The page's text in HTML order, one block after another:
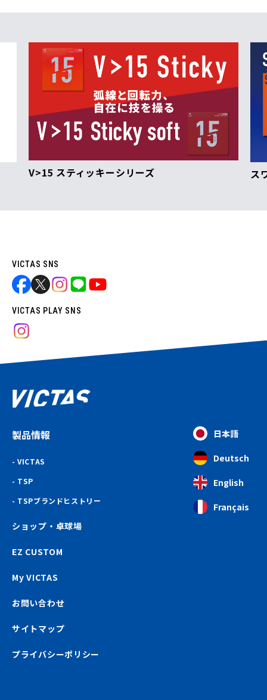
V>15 スティッキーシリーズ ス
VICTAS SNS
VICTAS PLAY SNS
製品情報
VICTAS
TSP
TSPブランドヒストリー
ショップ・卓球場
EZ CUSTOM
My VICTAS
お問い合わせ
サイトマップ
プライバシーポリシー
日本語
Deutsch
English
Français